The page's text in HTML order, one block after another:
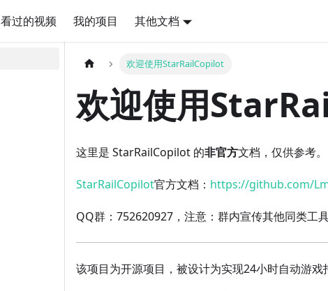
看过的视频 我的项目 其他文档
欢迎使用StarRailCopilot
欢迎使用
这里是 StarRailCopilot 的非官方文档，仅供参考。
StarRailCopilot官方文档： https://github.com/
QQ群：752620927，注意：群内宣传其他同类工具
该项目为开源项目，被设计为实现24小时自动游